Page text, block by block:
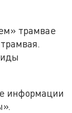
трамвае
информации